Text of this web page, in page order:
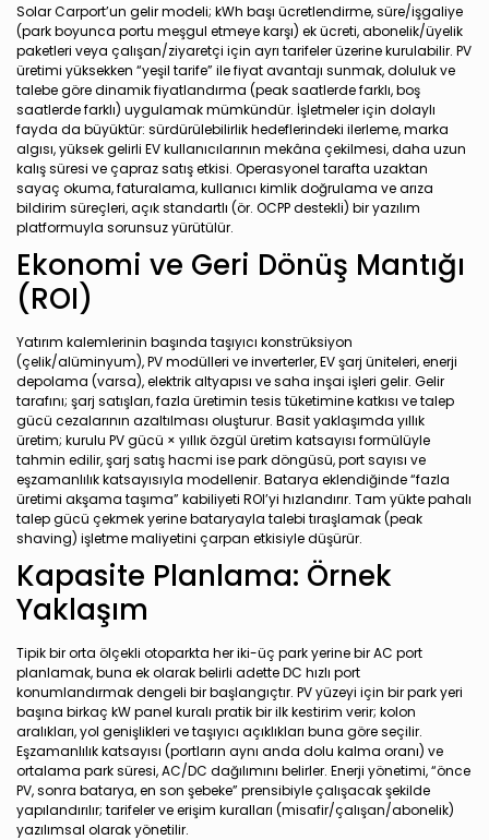
Solar Carport’un gelir modeli; kWh başı ücretlendirme, süre/işgaliye
(park boyunca portu meşgul etmeye karşı) ek ücreti, abonelik/üyelik
paketleri veya çalışan/ziyaretçi için ayrı tarifeler üzerine kurulabilir. PV
üretimi yüksekken “yeşil tarife” ile fiyat avantajı sunmak, doluluk ve
talebe göre dinamik fiyatlandırma (peak saatlerde farklı, boş
saatlerde farklı) uygulamak mümkündür. İşletmeler için dolaylı
fayda da büyüktür: sürdürülebilirlik hedeflerindeki ilerleme, marka
algısı, yüksek gelirli EV kullanıcılarının mekâna çekilmesi, daha uzun
kalış süresi ve çapraz satış etkisi. Operasyonel tarafta uzaktan
sayaç okuma, faturalama, kullanıcı kimlik doğrulama ve arıza
bildirim süreçleri, açık standartlı (ör. OCPP destekli) bir yazılım
platformuyla sorunsuz yürütülür.
Ekonomi ve Geri Dönüş Mantığı
(ROI)
Yatırım kalemlerinin başında taşıyıcı konstrüksiyon
(çelik/alüminyum), PV modülleri ve inverterler, EV şarj üniteleri, enerji
depolama (varsa), elektrik altyapısı ve saha inşai işleri gelir. Gelir
tarafını; şarj satışları, fazla üretimin tesis tüketimine katkısı ve talep
gücü cezalarının azaltılması oluşturur. Basit yaklaşımda yıllık
üretim; kurulu PV gücü × yıllık özgül üretim katsayısı formülüyle
tahmin edilir, şarj satış hacmi ise park döngüsü, port sayısı ve
eşzamanlılık katsayısıyla modellenir. Batarya eklendiğinde “fazla
üretimi akşama taşıma” kabiliyeti ROI’yi hızlandırır. Tam yükte pahalı
talep gücü çekmek yerine bataryayla talebi tıraşlamak (peak
shaving) işletme maliyetini çarpan etkisiyle düşürür.
Kapasite Planlama: Örnek
Yaklaşım
Tipik bir orta ölçekli otoparkta her iki-üç park yerine bir AC port
planlamak, buna ek olarak belirli adette DC hızlı port
konumlandırmak dengeli bir başlangıçtır. PV yüzeyi için bir park yeri
başına birkaç kW panel kuralı pratik bir ilk kestirim verir; kolon
aralıkları, yol genişlikleri ve taşıyıcı açıklıkları buna göre seçilir.
Eşzamanlılık katsayısı (portların aynı anda dolu kalma oranı) ve
ortalama park süresi, AC/DC dağılımını belirler. Enerji yönetimi, “önce
PV, sonra batarya, en son şebeke” prensibiyle çalışacak şekilde
yapılandırılır; tarifeler ve erişim kuralları (misafir/çalışan/abonelik)
yazılımsal olarak yönetilir.